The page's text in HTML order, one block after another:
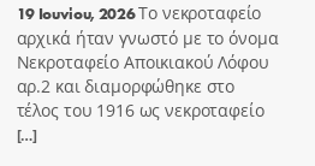
19 Ιουνίου, 2026Το νεκροταφείο
αρχικά ήταν γνωστό με το όνομα
Νεκροταφείο Αποικιακού Λόφου
αρ.2 και διαμορφώθηκε στο
τέλος του 1916 ως νεκροταφείο
[…]